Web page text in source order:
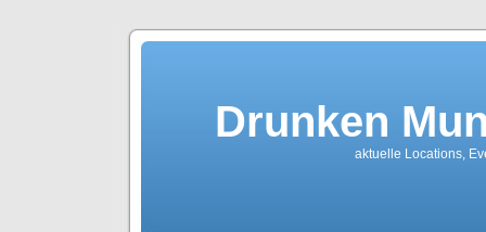
Drunken
aktuelle Locations,